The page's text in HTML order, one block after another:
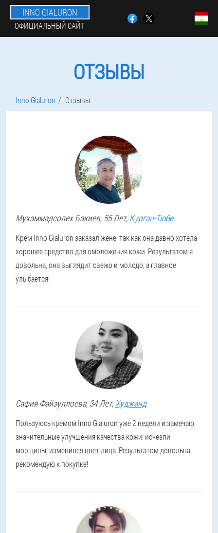
INNO GIALURON
ОФИЦИАЛЬНЫЙ САЙТ
ОТЗЫВЫ
Inno Gialuron Отзывы
Мухаммадсолех Бакиев, 55 Лет, Курган-Тюбе
Крем Inno Gialuron заказал жене, так как она давно хотела
хорошее средство для омоложения кожи. Результатом я
довольна, она выглядит свежо и молодо, а главное
улыбается!
Сафия Файзуллоева, 34 Лет,Худжанд
Пользуюсь кремом Inno Gialuron уже 2 недели и замечаю
значительные улучшения качества кожи: исчезли
морщины, изменился цвет лица. Результатом довольна,
рекомендую к покупке!